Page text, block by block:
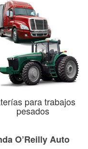
para trabajos
pesados
O’Reilly Auto